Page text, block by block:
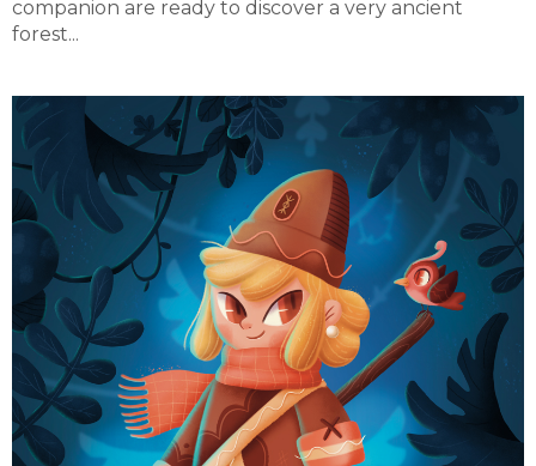
companion are ready to discover a very ancient
forest...